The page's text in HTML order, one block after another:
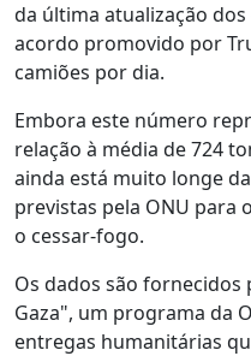
da última atualização
acordo promovido por
camiões por dia.
Embora este número
relação à média de 724
ainda está muito longe
previstas pela ONU para
o cessar-fogo.
Os dados são
Gaza", um programa da
entregas humanitárias